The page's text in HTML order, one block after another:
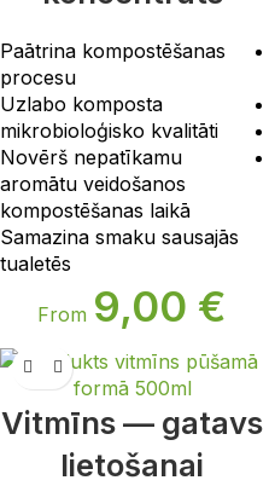
Paātrina kompostēšanas
procesu
Uzlabo komposta
mikrobioloģisko kvalitāti
Novērš nepatīkamu
aromātu veidošanos
kompostēšanas laikā
Samazina smaku sausajās
tualetēs
From 9,00 €
Vitmīns — gatavs
lietošanai